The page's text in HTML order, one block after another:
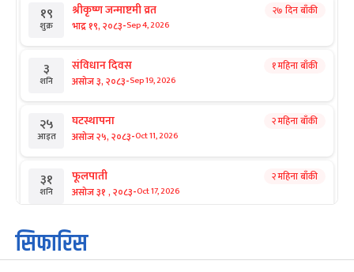
१९
शुक्र
श्रीकृष्ण जन्माष्टमी व्रत
भाद्र १९, २०८३-Sep 4, 2026
२७ दिन बाँकी
३
शनि
संविधान दिवस
असोज ३, २०८३-Sep 19, 2026
१ महिना बाँकी
२५
आइत
घटस्थापना
असोज २५, २०८३-Oct 11, 2026
२ महिना बाँकी
३१
शनि
फूलपाती
असोज ३१ , २०८३-Oct 17, 2026
२ महिना बाँकी
१
आइत
कार्तिक सङ्क्रान्ति
कार्तिक १, २०८३
सिफारिस